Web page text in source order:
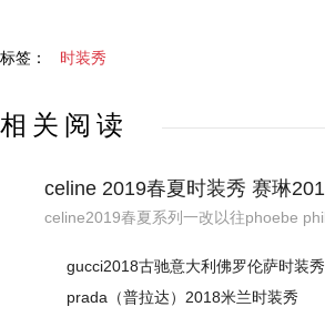
标签： 时装秀
相关阅读
gucci2018古驰意大利佛罗伦萨时装秀
prada（普拉达）2018米兰时装秀